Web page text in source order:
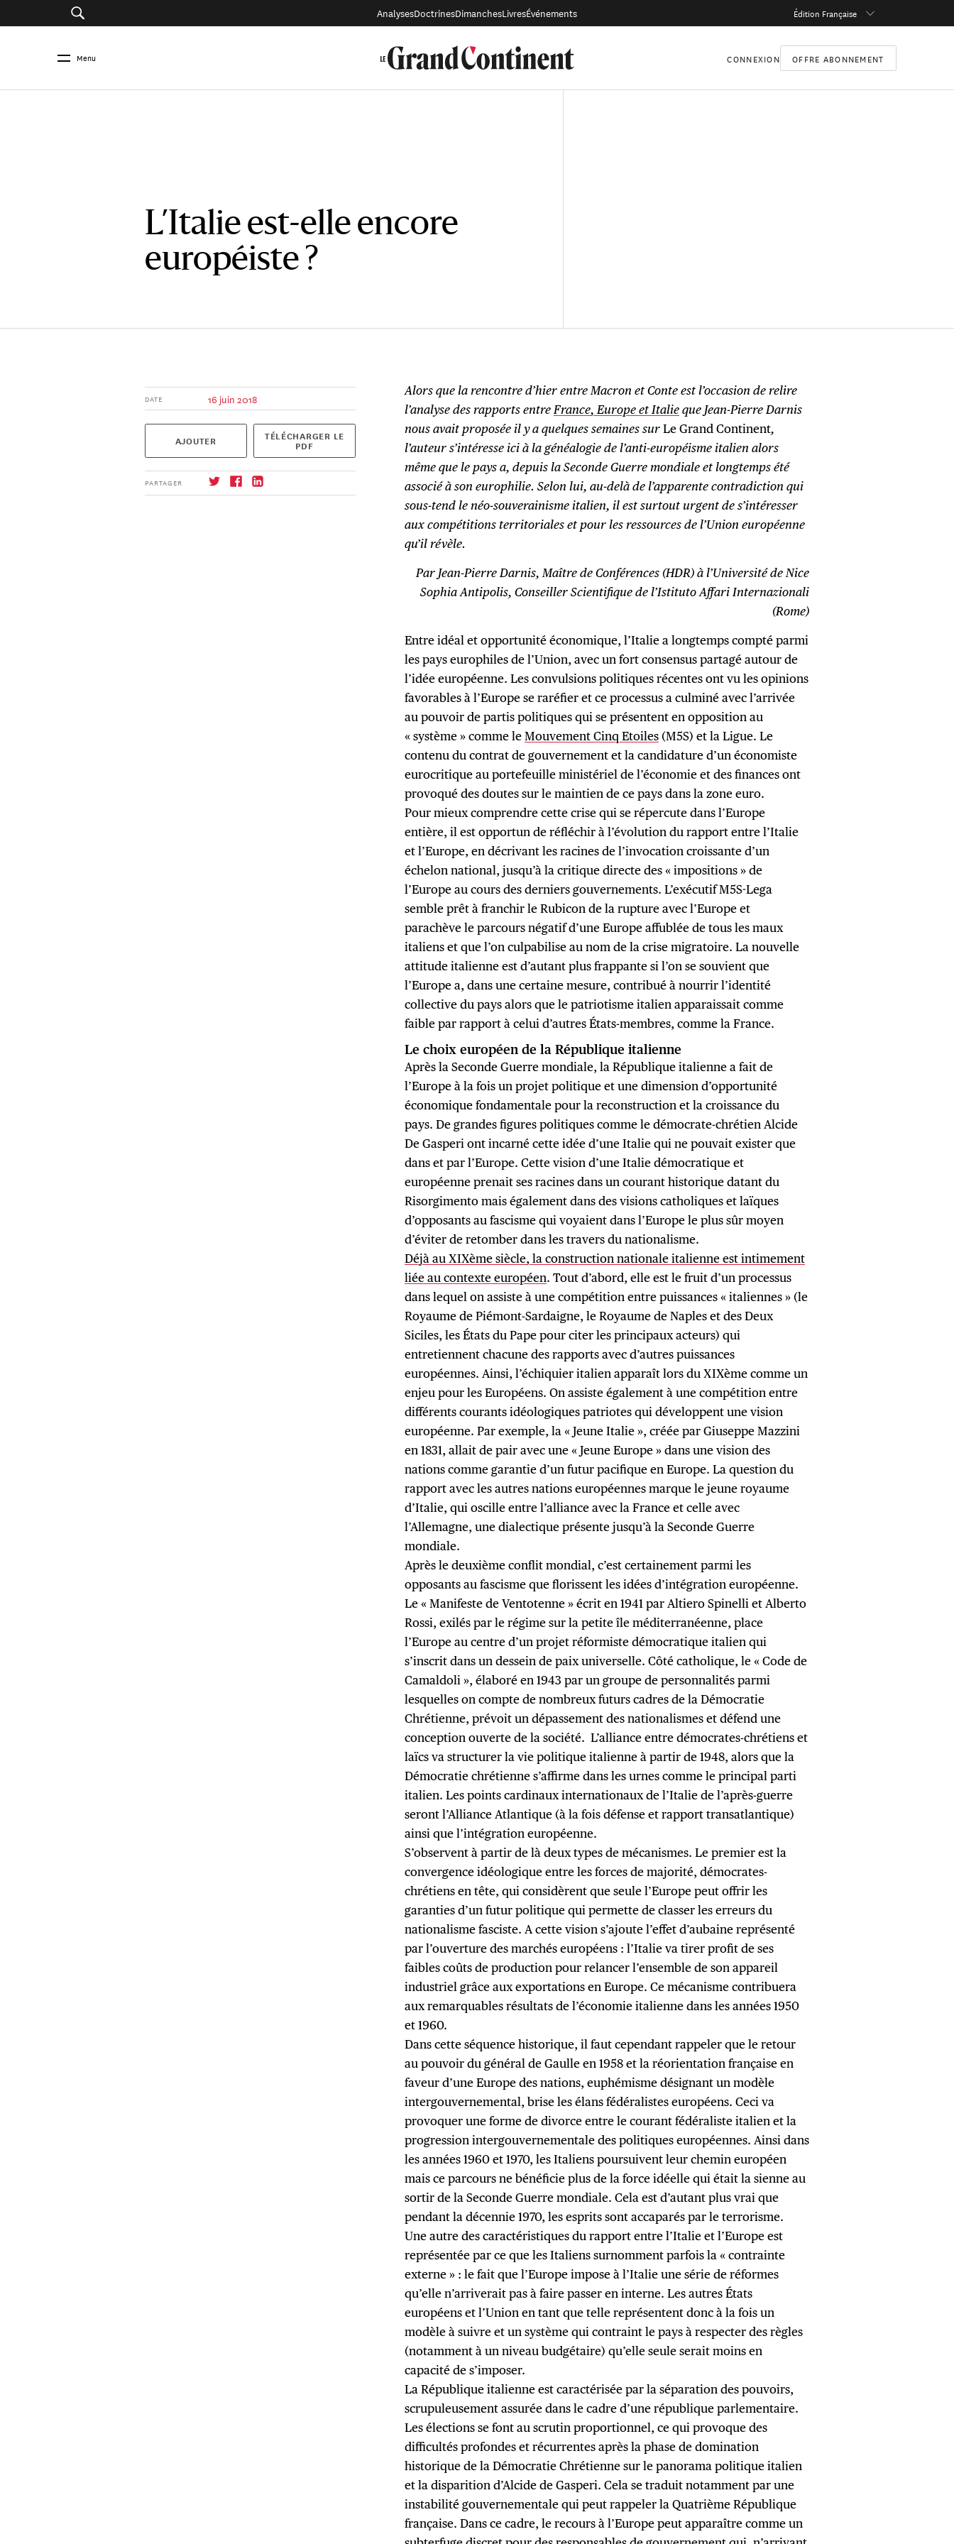
AnalysesDoctrinesDimanchesLivresÉvénements Édition Française
Menu CONNEXION OFFRE ABONNEMENT
L’Italie est-elle encore
européiste ?
DATE 16 juin 2018
AJOUTER TÉLÉCHARGER LE
PDF
PARTAGER
Alors que la rencontre d’hier entre Macron et Conte est l’occasion de relire
l’analyse des rapports entre France, Europe et Italieque Jean-Pierre Darnis
nous avait proposée il y a quelques semaines surLe Grand Continent,
l’auteur s’intéresse ici à la généalogie de l’anti-européisme italien alors
même que le pays a, depuis la Seconde Guerre mondiale et longtemps été
associé à son europhilie. Selon lui, au-delà de l’apparente contradiction qui
sous-tend le néo-souverainisme italien, il est surtout urgent de s’intéresser
aux compétitions territoriales et pour les ressources de l’Union européenne
qu’il révèle.
Par Jean-Pierre Darnis, Maître de Conférences (HDR) à l’Université de Nice
Sophia Antipolis,Conseiller Scientifique de l’Istituto Affari Internazionali
(Rome)
Entre idéal et opportunité économique, l’Italie a longtemps compté parmi
les pays europhiles de l’Union, avec un fort consensus partagé autour de
l’idée européenne. Les convulsions politiques récentes ont vu les opinions
favorables à l’Europe se raréfier et ce processus a culminé avec l’arrivée
au pouvoir de partis politiques qui se présentent en opposition au
« système » comme leMouvement Cinq Etoiles(M5S) et la Ligue. Le
contenu du contrat de gouvernement et la candidature d’un économiste
eurocritique au portefeuille ministériel de l’économie et des finances ont
provoqué des doutes sur le maintien de ce pays dans la zone euro.
Pour mieux comprendre cette crise qui se répercute dans l’Europe
entière, il est opportun de réfléchir à l’évolution du rapport entre l’Italie
et l’Europe, en décrivant les racines de l’invocation croissante d’un
échelon national, jusqu’à la critique directe des « impositions » de
l’Europe au cours des derniers gouvernements. L’exécutif M5S-Lega
semble prêt à franchir le Rubicon de la rupture avec l’Europe et
parachève le parcours négatif d’une Europe affublée de tous les maux
italiens et que l’on culpabilise au nom de la crise migratoire. La nouvelle
attitude italienne est d’autant plus frappante si l’on se souvient que
l’Europe a, dans une certaine mesure, contribué à nourrir l’identité
collective du pays alors que le patriotisme italien apparaissait comme
faible par rapport à celui d’autres États-membres, comme la France.
Le choix européen de la République italienne
Après la Seconde Guerre mondiale, la République italienne a fait de
l’Europe à la fois un projet politique et une dimension d’opportunité
économique fondamentale pour la reconstruction et la croissance du
pays. De grandes figures politiques comme le démocrate-chrétien Alcide
De Gasperi ont incarné cette idée d’une Italie qui ne pouvait exister que
dans et par l’Europe. Cette vision d’une Italie démocratique et
européenne prenait ses racines dans un courant historique datant du
Risorgimento mais également dans des visions catholiques et laïques
d’opposants au fascisme qui voyaient dans l’Europe le plus sûr moyen
d’éviter de retomber dans les travers du nationalisme.
Déjà au XIXème siècle, la construction nationale italienne est intimement
liée au contexte européen. Tout d’abord, elle est le fruit d’un processus
dans lequel on assiste à une compétition entre puissances « italiennes » (le
Royaume de Piémont-Sardaigne, le Royaume de Naples et des Deux
Siciles, les États du Pape pour citer les principaux acteurs) qui
entretiennent chacune des rapports avec d’autres puissances
européennes. Ainsi, l’échiquier italien apparaît lors du XIXème comme un
enjeu pour les Européens. On assiste également à une compétition entre
différents courants idéologiques patriotes qui développent une vision
européenne. Par exemple, la « Jeune Italie », créée par Giuseppe Mazzini
en 1831, allait de pair avec une « Jeune Europe » dans une vision des
nations comme garantie d’un futur pacifique en Europe. La question du
rapport avec les autres nations européennes marque le jeune royaume
d’Italie, qui oscille entre l’alliance avec la France et celle avec
l’Allemagne, une dialectique présente jusqu’à la Seconde Guerre
mondiale.
Après le deuxième conflit mondial, c’est certainement parmi les
opposants au fascisme que florissent les idées d’intégration européenne.
Le « Manifeste de Ventotenne » écrit en 1941 par Altiero Spinelli et Alberto
Rossi, exilés par le régime sur la petite île méditerranéenne, place
l’Europe au centre d’un projet réformiste démocratique italien qui
s’inscrit dans un dessein de paix universelle. Côté catholique, le « Code de
Camaldoli », élaboré en 1943 par un groupe de personnalités parmi
lesquelles on compte de nombreux futurs cadres de la Démocratie
Chrétienne, prévoit un dépassement des nationalismes et défend une
conception ouverte de la société. L’alliance entre démocrates-chrétiens et
laïcs va structurer la vie politique italienne à partir de 1948, alors que la
Démocratie chrétienne s’affirme dans les urnes comme le principal parti
italien. Les points cardinaux internationaux de l’Italie de l’après-guerre
seront l’Alliance Atlantique (à la fois défense et rapport transatlantique)
ainsi que l’intégration européenne.
S’observent à partir de là deux types de mécanismes. Le premier est la
convergence idéologique entre les forces de majorité, démocrates-
chrétiens en tête, qui considèrent que seule l’Europe peut offrir les
garanties d’un futur politique qui permette de classer les erreurs du
nationalisme fasciste. A cette vision s’ajoute l’effet d’aubaine représenté
par l’ouverture des marchés européens : l’Italie va tirer profit de ses
faibles coûts de production pour relancer l’ensemble de son appareil
industriel grâce aux exportations en Europe. Ce mécanisme contribuera
aux remarquables résultats de l’économie italienne dans les années 1950
et 1960.
Dans cette séquence historique, il faut cependant rappeler que le retour
au pouvoir du général de Gaulle en 1958 et la réorientation française en
faveur d’une Europe des nations, euphémisme désignant un modèle
intergouvernemental, brise les élans fédéralistes européens. Ceci va
provoquer une forme de divorce entre le courant fédéraliste italien et la
progression intergouvernementale des politiques européennes. Ainsi dans
les années 1960 et 1970, les Italiens poursuivent leur chemin européen
mais ce parcours ne bénéficie plus de la force idéelle qui était la sienne au
sortir de la Seconde Guerre mondiale. Cela est d’autant plus vrai que
pendant la décennie 1970, les esprits sont accaparés par le terrorisme.
Une autre des caractéristiques du rapport entre l’Italie et l’Europe est
représentée par ce que les Italiens surnomment parfois la « contrainte
externe » : le fait que l’Europe impose à l’Italie une série de réformes
qu’elle n’arriverait pas à faire passer en interne. Les autres États
européens et l’Union en tant que telle représentent donc à la fois un
modèle à suivre et un système qui contraint le pays à respecter des règles
(notamment à un niveau budgétaire) qu’elle seule serait moins en
capacité de s’imposer.
La République italienne est caractérisée par la séparation des pouvoirs,
scrupuleusement assurée dans le cadre d’une république parlementaire.
Les élections se font au scrutin proportionnel, ce qui provoque des
difficultés profondes et récurrentes après la phase de domination
historique de la Démocratie Chrétienne sur le panorama politique italien
et la disparition d’Alcide de Gasperi. Cela se traduit notamment par une
instabilité gouvernementale qui peut rappeler la Quatrième République
française. Dans ce cadre, le recours à l’Europe peut apparaître comme un